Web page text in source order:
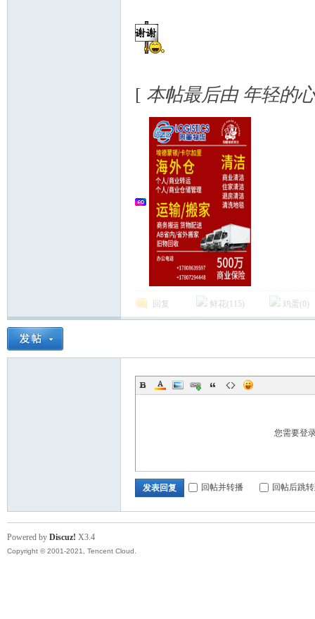
[ 本帖最后由 年轻的
回复 鲜花( 115) 鸡蛋( 0 )
您需要登
发表回复 回帖并转播 回帖后跳
Powered by Discuz! X3.4
Copyright © 2001-2021, Tencent Cloud.